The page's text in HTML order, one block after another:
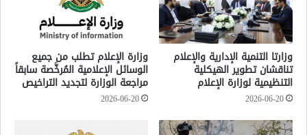
وزارتا التنمية الإدارية والإعلام
تناقشان تطوير الهيكلية
التنظيمية لوزارة الإعلام
2026-06-20
وزارة الإعلام تطلب من جميع
الوسائل الإعلامية المُرخَّصة سابقاً
مراجعة الوزارة لتجديد التراخيص
2026-06-20